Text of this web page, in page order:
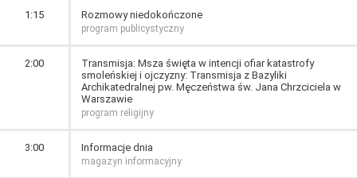
1:15 Rozmowy niedokończone
program publicystyczny
2:00
Transmisja: Msza święta w intencji ofiar katastrofy
smoleńskiej i ojczyzny: Transmisja z Bazyliki
Archikatedralnej pw. Męczeństwa św. Jana Chrzciciela w
Warszawie
program religijny
3:00 Informacje dnia
magazyn informacyjny